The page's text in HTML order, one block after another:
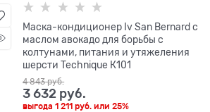
Маска-кондиционер Iv San Bernard с
маслом авокадо для борьбы с
колтунами, питания и утяжеления
шерсти Technique К101
4 843 руб.
3 632 руб.
выгода1 211 руб. или25%